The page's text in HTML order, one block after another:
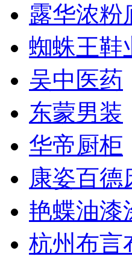
露华浓粉
蜘蛛王鞋
吴中医药
东蒙男装
华帝厨柜
康姿百德
艳蝶油漆
杭州布言